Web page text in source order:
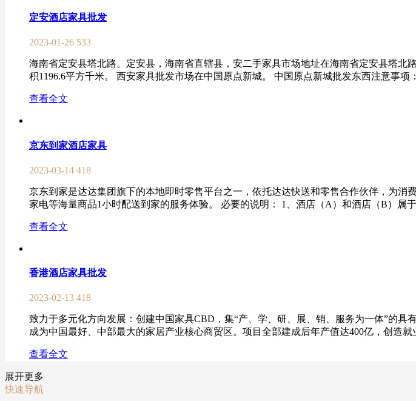
定安酒店家具批发
2023-01-26 533
海南省定安县塔北路。定安县，海南省直辖县，安二手家具市场地址在海南省定安县塔北路
积1196.6平方千米。 西安家具批发市场在中国原点新城。 中国原点新城批发东西注意事项
查看全文
京东到家酒店家具
2023-03-14 418
京东到家是达达集团旗下的本地即时零售平台之一，依托达达快送和零售合作伙伴，为消
家电等海量商品1小时配送到家的服务体验。 必要的说明： 1、酒店（A）和酒店（B）属
查看全文
香港酒店家具批发
2023-02-13 418
致力于多元化方向发展：创建中国家具CBD，集“产、学、研、展、销、服务为一体”的
成为中国最好、中部最大的家居产业核心商贸区。项目全部建成后年产值达400亿，创造就
查看全文
展开更多
快速导航